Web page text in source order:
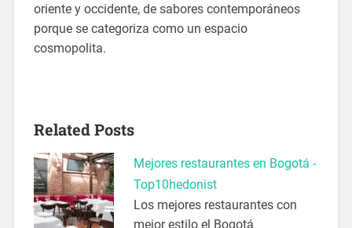
oriente y occidente, de sabores contemporáneos
porque se categoriza como un espacio
cosmopolita.
Related Posts
Mejores restaurantes en Bogotá -
Top10hedonist
Los mejores restaurantes con
mejor estilo el Bogotá